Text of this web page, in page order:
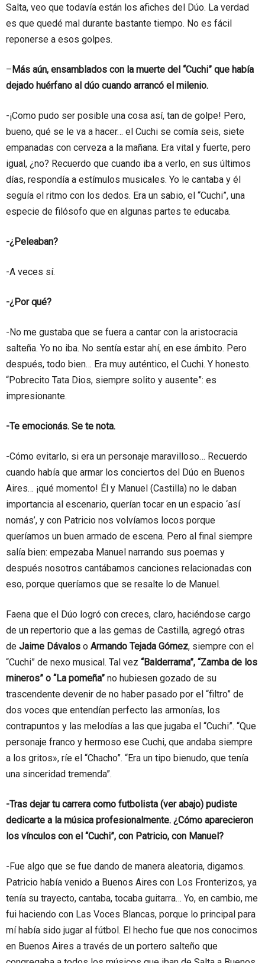
Salta, veo que todavía están los afiches del Dúo. La verdad
es que quedé mal durante bastante tiempo. No es fácil
reponerse a esos golpes.
–Más aún, ensamblados con la muerte del “Cuchi” que había
dejado huérfano al dúo cuando arrancó el milenio.
-¡Como pudo ser posible una cosa así, tan de golpe! Pero,
bueno, qué se le va a hacer… el Cuchi se comía seis, siete
empanadas con cerveza a la mañana. Era vital y fuerte, pero
igual, ¿no? Recuerdo que cuando iba a verlo, en sus últimos
días, respondía a estímulos musicales. Yo le cantaba y él
seguía el ritmo con los dedos. Era un sabio, el “Cuchi”, una
especie de filósofo que en algunas partes te educaba.
-¿Peleaban?
-A veces sí.
-¿Por qué?
-No me gustaba que se fuera a cantar con la aristocracia
salteña. Yo no iba. No sentía estar ahí, en ese ámbito. Pero
después, todo bien… Era muy auténtico, el Cuchi. Y honesto.
“Pobrecito Tata Dios, siempre solito y ausente”: es
impresionante.
-Te emocionás. Se te nota.
-Cómo evitarlo, si era un personaje maravilloso… Recuerdo
cuando había que armar los conciertos del Dúo en Buenos
Aires… ¡qué momento! Él y Manuel (Castilla) no le daban
importancia al escenario, querían tocar en un espacio ‘así
nomás’, y con Patricio nos volvíamos locos porque
queríamos un buen armado de escena. Pero al final siempre
salía bien: empezaba Manuel narrando sus poemas y
después nosotros cantábamos canciones relacionadas con
eso, porque queríamos que se resalte lo de Manuel.
Faena que el Dúo logró con creces, claro, haciéndose cargo
de un repertorio que a las gemas de Castilla, agregó otras
de Jaime Dávalos o Armando Tejada Gómez, siempre con el
“Cuchi” de nexo musical. Tal vez “Balderrama”, “Zamba de los
mineros” o “La pomeña” no hubiesen gozado de su
trascendente devenir de no haber pasado por el “filtro” de
dos voces que entendían perfecto las armonías, los
contrapuntos y las melodías a las que jugaba el “Cuchi”. “Que
personaje franco y hermoso ese Cuchi, que andaba siempre
a los gritos», ríe el “Chacho”. “Era un tipo bienudo, que tenía
una sinceridad tremenda”.
-Tras dejar tu carrera como futbolista (ver abajo) pudiste
dedicarte a la música profesionalmente. ¿Cómo aparecieron
los vínculos con el “Cuchi”, con Patricio, con Manuel?
-Fue algo que se fue dando de manera aleatoria, digamos.
Patricio había venido a Buenos Aires con Los Fronterizos, ya
tenía su trayecto, cantaba, tocaba guitarra… Yo, en cambio, me
fui haciendo con Las Voces Blancas, porque lo principal para
mí había sido jugar al fútbol. El hecho fue que nos conocimos
en Buenos Aires a través de un portero salteño que